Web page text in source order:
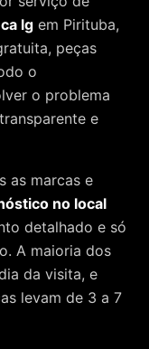
lg em Pirituba,
peças
o
o problema
e
as marcas e
no local
detalhado e só
A maioria dos
da visita, e
levam de 3 a 7